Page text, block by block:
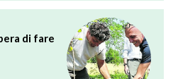
di fare